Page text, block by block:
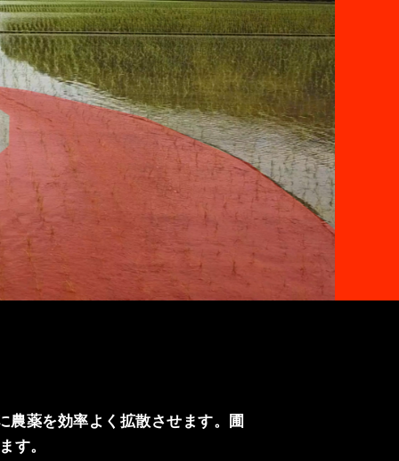
農薬を効率よく拡散させます。圃
す。